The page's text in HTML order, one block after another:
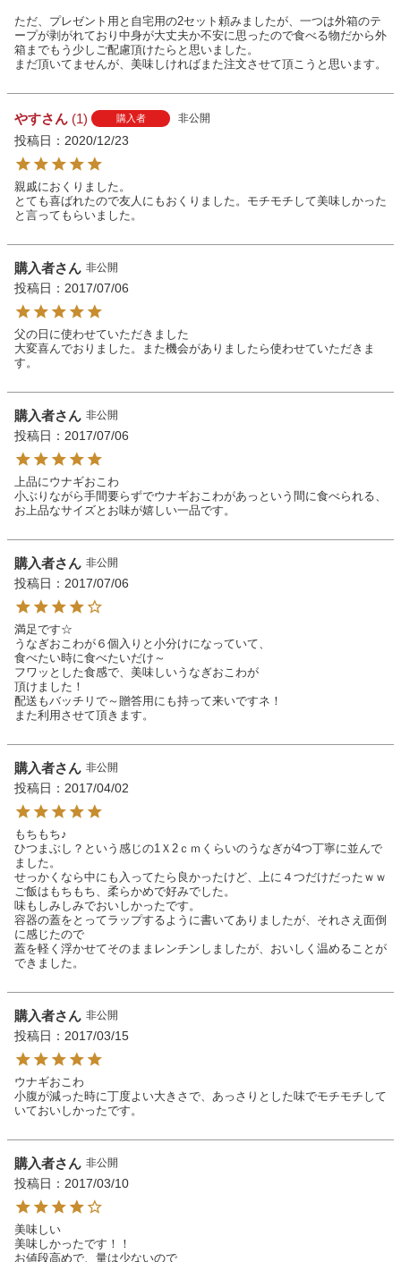
ただ、プレゼント用と自宅用の2セット頼みましたが、一つは外箱のテ
ープが剥がれており中身が大丈夫か不安に思ったので食べる物だから外
箱までもう少しご配慮頂けたらと思いました。
まだ頂いてませんが、美味しければまた注文させて頂こうと思います。
やす 1 購入者 非公開
投稿日 2020/12/23
親戚におくりました。
とても喜ばれたので友人にもおくりました。モチモチして美味しかった
と言ってもらいました。
購入者 非公開
投稿日 2017/07/06
父の日に使わせていただきました
大変喜んでおりました。また機会がありましたら使わせていただきま
す。
購入者 非公開
投稿日 2017/07/06
上品にウナギおこわ
小ぶりながら手間要らずでウナギおこわがあっという間に食べられる、
お上品なサイズとお味が嬉しい一品です。
購入者 非公開
投稿日 2017/07/06
満足です☆
うなぎおこわが６個入りと小分けになっていて、
食べたい時に食べたいだけ～
フワッとした食感で、美味しいうなぎおこわが
頂けました！
配送もバッチリで～贈答用にも持って来いですネ！
また利用させて頂きます。
購入者 非公開
投稿日 2017/04/02
もちもち♪
ひつまぶし？という感じの1Ｘ2ｃｍくらいのうなぎが4つ丁寧に並んで
ました。
せっかくなら中にも入ってたら良かったけど、上に４つだけだったｗｗ
ご飯はもちもち、柔らかめで好みでした。
味もしみしみでおいしかったです。
容器の蓋をとってラップするように書いてありましたが、それさえ面倒
に感じたので
蓋を軽く浮かせてそのままレンチンしましたが、おいしく温めることが
できました。
購入者 非公開
投稿日 2017/03/15
ウナギおこわ
小腹が減った時に丁度よい大きさで、あっさりとした味でモチモチして
いておいしかったです。
購入者 非公開
投稿日 2017/03/10
美味しい
美味しかったです！！
お値段高めで、量は少ないので